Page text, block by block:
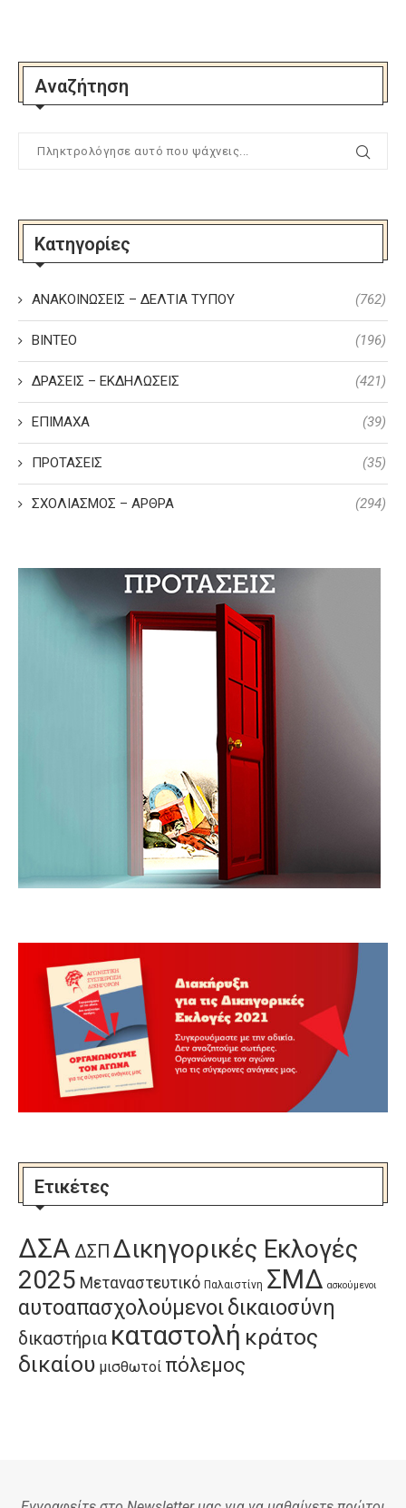
Αναζήτηση
Κατηγορίες
ΑΝΑΚΟΙΝΩΣΕΙΣ – ΔΕΛΤΙΑ ΤΥΠΟΥ (762)
ΒΙΝΤΕΟ (196)
ΔΡΑΣΕΙΣ – ΕΚΔΗΛΩΣΕΙΣ (421)
ΕΠΙΜΑΧΑ (39)
ΠΡΟΤΑΣΕΙΣ (35)
ΣΧΟΛΙΑΣΜΟΣ – ΑΡΘΡΑ (294)
Ετικέτες
ΔΣΑ ΔΣΠ Δικηγορικές Εκλογές
2025 Μεταναστευτικό Παλαιστίνη ΣΜΔ ασκούμενοι
αυτοαπασχολούμενοιδικαιοσύνη
δικαστήρια καταστολή κράτος
δικαίου μισθωτοί πόλεμος